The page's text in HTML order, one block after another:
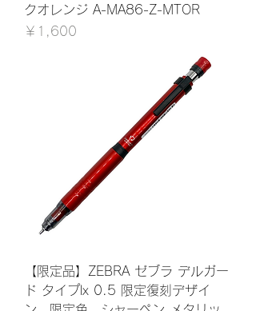
クオレンジ A-MA86-Z-MTOR
価格
￥1,600
【限定品】ZEBRA ゼブラ デルガー
ド タイプlx 0.5 限定復刻デザイ